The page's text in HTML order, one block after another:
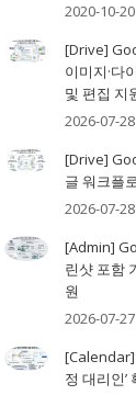
2020-10-20
[Drive]
이미지·다
및 편집 지
2026-07-28
[Drive]
글 워크플
2026-07-28
[Admin]
린샷 포함
원
2026-07-27
[Calendar]
정 대리인’